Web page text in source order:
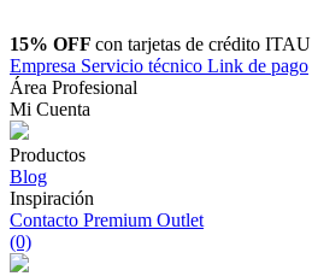
15% OFF con tarjetas de crédito ITAU
Empresa Servicio técnico Link de pago
Área Profesional
Mi Cuenta
Productos
Blog
Inspiración
Contacto Premium Outlet
(0)